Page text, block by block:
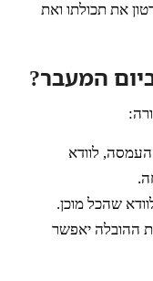
את תכולתו ואת
המעבר?
לוודא
שהכל מוכן.
ההובלה יאפשר